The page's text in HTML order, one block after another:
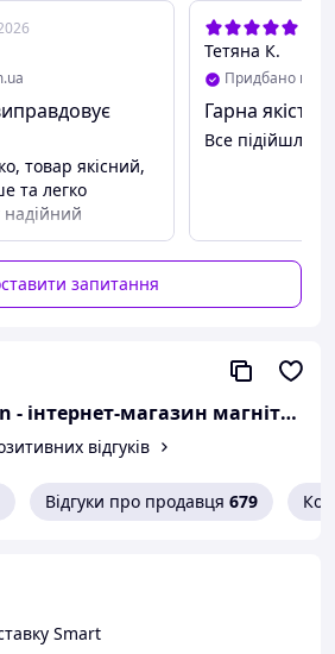
поверхонь планер можна
двостороннього скотча або
яка дає можливість писати
маркерами на водній основі;
спеціальною губкою або
товар якісний,
та легко
надійний
Тетяна К.
Придбано на
Гарна якість
Все підійшло .
запитання
Vit-Design - інтернет-магазин магнітних планерів та багаторазових зошитів
відгуків
Відгуки про продавця 679
Smart